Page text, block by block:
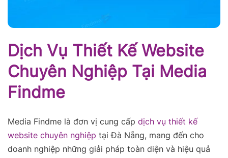
Dịch Vụ Thiết Kế Website
Chuyên Nghiệp Tại Media
Findme
Media Findme là đơn vị cung cấp dịch vụ thiết kế
website chuyên nghiệp tại Đà Nẵng, mang đến cho
doanh nghiệp những giải pháp toàn diện và hiệu quả